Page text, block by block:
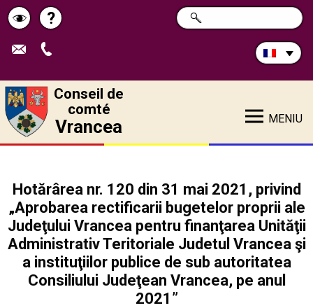
Schimbă
contrastul
Pagina
de
?
Rechercher
sur
CHERCHER
Conseil de
comté
Vrancea MENIU
Hotărârea nr. 120 din 31 mai 2021, privind
„Aprobarea rectificarii bugetelor proprii ale
Judeţului Vrancea pentru finanţarea Unităţii
Administrativ Teritoriale Judetul Vrancea şi
a instituţiilor publice de sub autoritatea
Consiliului Judeţean Vrancea, pe anul
2021”